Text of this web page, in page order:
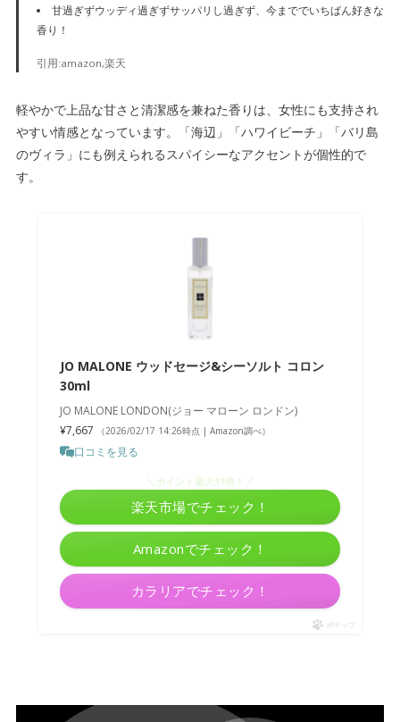
甘過ぎずウッディ過ぎずサッパリし過ぎず、今まででいちばん好きな
香り！
引用:amazon,楽天
軽やかで上品な甘さと清潔感を兼ねた香りは、女性にも支持され
やすい情感となっています。「海辺」「ハワイビーチ」「バリ島
のヴィラ」にも例えられるスパイシーなアクセントが個性的で
す。
JO MALONE ウッドセージ&シーソルト コロン
30ml
JO MALONE LONDON(ジョー マローン ロンドン)
¥7,667
（2026/02/17 14:26時点 | Amazon調べ）
口コミを見る
Amazonでチェック！
＼ポイント最大11倍！／
楽天市場でチェック！
カラリアでチェック！
ポチップ